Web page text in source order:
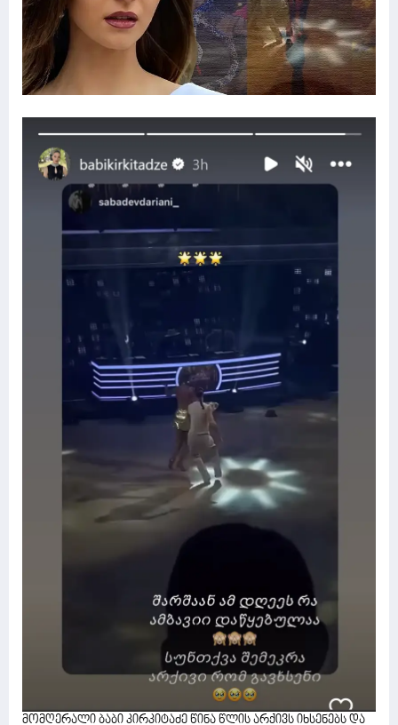
მომღერალი ბაბი კირკიტაძე წინა წლის არქივს იხსენებს და